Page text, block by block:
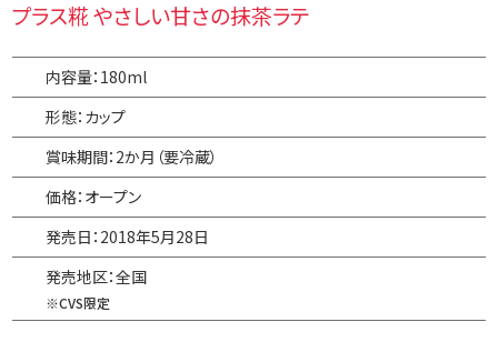
プラス糀 やさしい甘さの抹茶ラテ
内容量：180ml
形態：カップ
賞味期間：2か月（要冷蔵）
価格：オープン
発売日：2018年5月28日
発売地区：全国
※CVS限定